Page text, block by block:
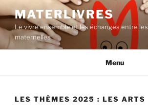
Aller
au
contenu
principal
MATERLIVRES
Le vivre ensemble et les échanges entre
maternelles
Menu
LES THÈMES 2025 : LES ARTS